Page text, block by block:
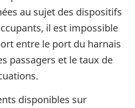
au sujet des dispositifs
il est impossible
entre le port du harnais
passagers et le taux de
disponibles sur